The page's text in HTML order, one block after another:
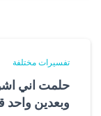
تفسيرات مختلفة
حلمت اني
وبعدين واحد